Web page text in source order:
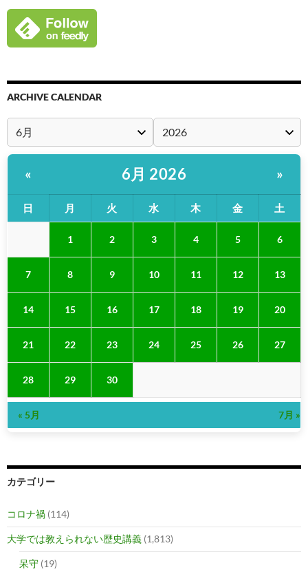
ARCHIVE CALENDAR
« 6月 2026 »
日 月 火 水 木 金 土
1 2 3 4 5 6
7 8 9 10 11 12 13
14 15 16 17 18 19 20
21 22 23 24 25 26 27
28 29 30
« 5月 7月 »
カテゴリー
コロナ禍 (114)
大学では教えられない歴史講義 (1,813)
呆守 (19)